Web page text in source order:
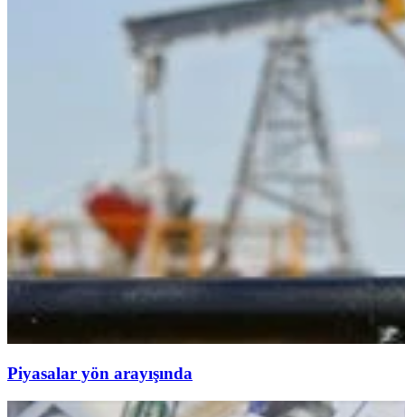
Piyasalar yön arayışında